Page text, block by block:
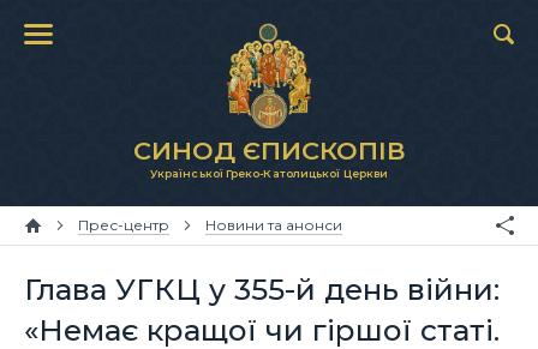
СИНОД ЄПИСКОПІВ
Української Греко-Католицької Церкви
Прес-центр Новини та анонси
Глава УГКЦ у 355-й день війни:
«Немає кращої чи гіршої статі.